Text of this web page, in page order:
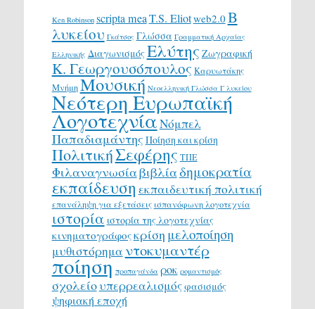
Ken Robinson scripta meaT.S. Eliotweb2.0 Β
λυκείου Γκάτσος Γλώσσα Γραμματική Αρχαίας
Ελληνικής ΔιαγωνισμόςΕλύτης Ζωγραφική
Κ. Γεωργουσόπουλος Καρυωτάκης
ΜνήμηΜουσική Νεοελληνική Γλώσσα Γ λυκείου
Νεότερη Ευρωπαϊκή
ΛογοτεχνίαΝόμπελ
Παπαδιαμάντης Ποίηση και κρίση
ΠολιτικήΣεφέρης ΤΠΕ
Φιλαναγνωσίαβιβλίαδημοκρατία
εκπαίδευση εκπαιδευτική πολιτική
επανάληψη για εξετάσεις ισπανόφωνη λογοτεχνία
ιστορία ιστορία της λογοτεχνίας
κινηματογράφοςκρίση μελοποίηση
μυθιστόρημα ντοκυμαντέρ
ποίηση προπαγάνδα ροκ ρομαντισμός
σχολείουπερρεαλισμόςφασισμός
ψηφιακή εποχή